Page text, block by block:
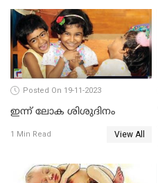
Posted On 19-11-2023
ഇന്ന് ലോക ശിശുദിനം
1 Min Read View All